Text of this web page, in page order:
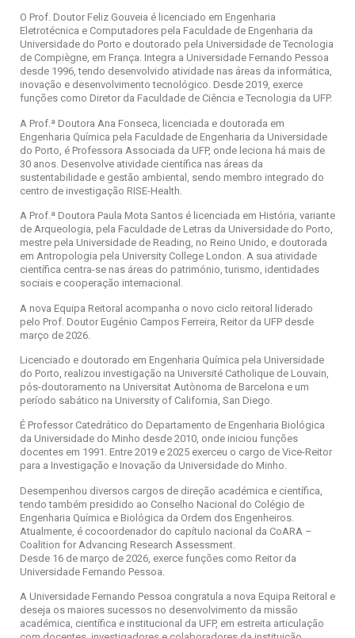
O Prof. Doutor Feliz Gouveia é licenciado em Engenharia
Eletrotécnica e Computadores pela Faculdade de Engenharia da
Universidade do Porto e doutorado pela Universidade de Tecnologia
de Compiègne, em França. Integra a Universidade Fernando Pessoa
desde 1996, tendo desenvolvido atividade nas áreas da informática,
inovação e desenvolvimento tecnológico. Desde 2019, exerce
funções como Diretor da Faculdade de Ciência e Tecnologia da UFP.
A Prof.ª Doutora Ana Fonseca, licenciada e doutorada em
Engenharia Química pela Faculdade de Engenharia da Universidade
do Porto, é Professora Associada da UFP, onde leciona há mais de
30 anos. Desenvolve atividade científica nas áreas da
sustentabilidade e gestão ambiental, sendo membro integrado do
centro de investigação RISE-Health.
A Prof.ª Doutora Paula Mota Santos é licenciada em História, variante
de Arqueologia, pela Faculdade de Letras da Universidade do Porto,
mestre pela Universidade de Reading, no Reino Unido, e doutorada
em Antropologia pela University College London. A sua atividade
científica centra-se nas áreas do património, turismo, identidades
sociais e cooperação internacional.
A nova Equipa Reitoral acompanha o novo ciclo reitoral liderado
pelo Prof. Doutor Eugénio Campos Ferreira, Reitor da UFP desde
março de 2026.
Licenciado e doutorado em Engenharia Química pela Universidade
do Porto, realizou investigação na Université Catholique de Louvain,
pós-doutoramento na Universitat Autònoma de Barcelona e um
período sabático na University of California, San Diego.
É Professor Catedrático do Departamento de Engenharia Biológica
da Universidade do Minho desde 2010, onde iniciou funções
docentes em 1991. Entre 2019 e 2025 exerceu o cargo de Vice-Reitor
para a Investigação e Inovação da Universidade do Minho.
Desempenhou diversos cargos de direção académica e científica,
tendo também presidido ao Conselho Nacional do Colégio de
Engenharia Química e Biológica da Ordem dos Engenheiros.
Atualmente, é cocoordenador do capítulo nacional da CoARA –
Coalition for Advancing Research Assessment.
Desde 16 de março de 2026, exerce funções como Reitor da
Universidade Fernando Pessoa.
A Universidade Fernando Pessoa congratula a nova Equipa Reitoral e
deseja os maiores sucessos no desenvolvimento da missão
académica, científica e institucional da UFP, em estreita articulação